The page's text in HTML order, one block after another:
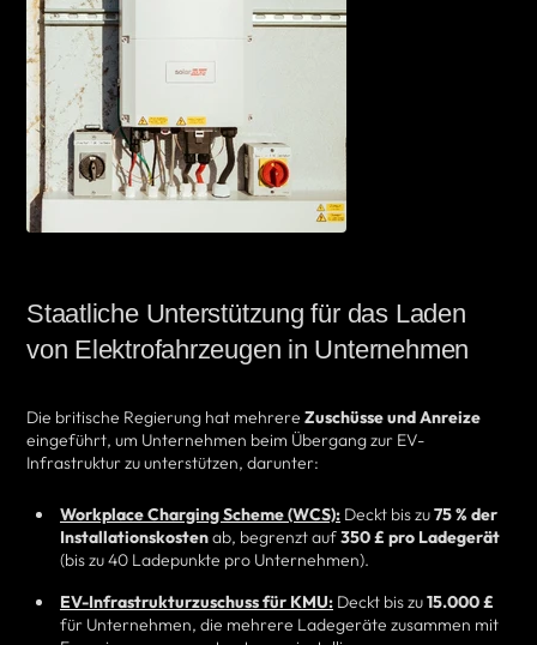
Staatliche Unterstützung für das Laden
von Elektrofahrzeugen in Unternehmen
Die britische Regierung hat mehrere Zuschüsse und Anreize
eingeführt, um Unternehmen beim Übergang zur EV-
Infrastruktur zu unterstützen, darunter:
Workplace Charging Scheme (WCS): Deckt bis zu75 % der
Installationskostenab, begrenzt auf350 £ pro Ladegerät
(bis zu 40 Ladepunkte pro Unternehmen).
EV-Infrastrukturzuschuss für KMU: Deckt bis zu15.000 £
für Unternehmen, die mehrere Ladegeräte zusammen mit